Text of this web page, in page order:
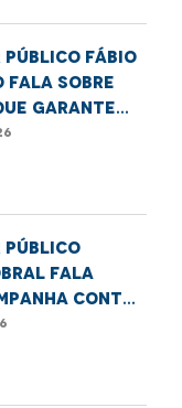
público Fábio
fala sobre
garante
em
público
fala
contra
a